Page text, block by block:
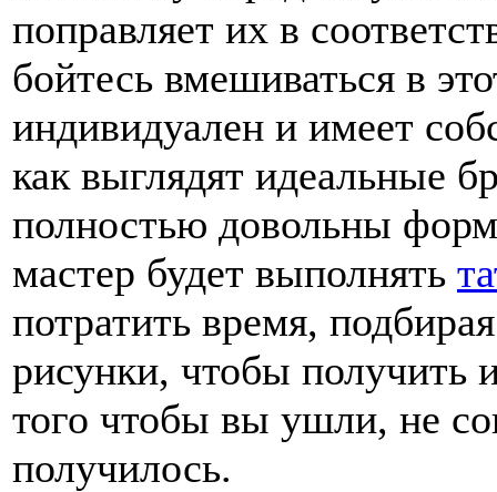
поправляет их в
бойтесь вмешиваться в
индивидуален и имеет
как выглядят идеальные
полностью довольны
мастер будет выполнять
потратить время,
рисунки, чтобы получить
того чтобы вы ушли, не
получилось.